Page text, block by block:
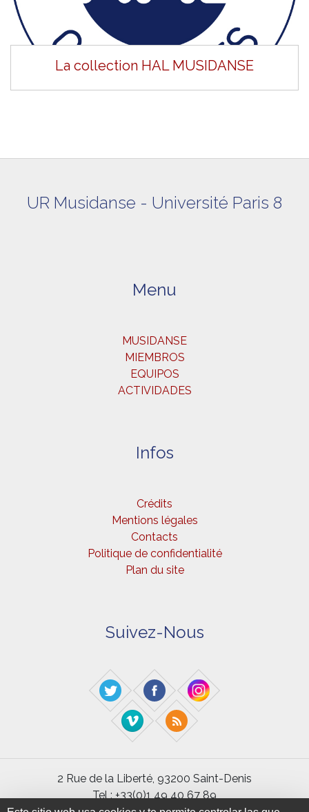
La collection HAL MUSIDANSE
UR Musidanse - Université Paris 8
Menu
MUSIDANSE
MIEMBROS
EQUIPOS
ACTIVIDADES
Infos
Crédits
Mentions légales
Contacts
Politique de confidentialité
Plan du site
Suivez-Nous
2 Rue de la Liberté, 93200 Saint-Denis
Tel : +33(0)1 49 40 67 89